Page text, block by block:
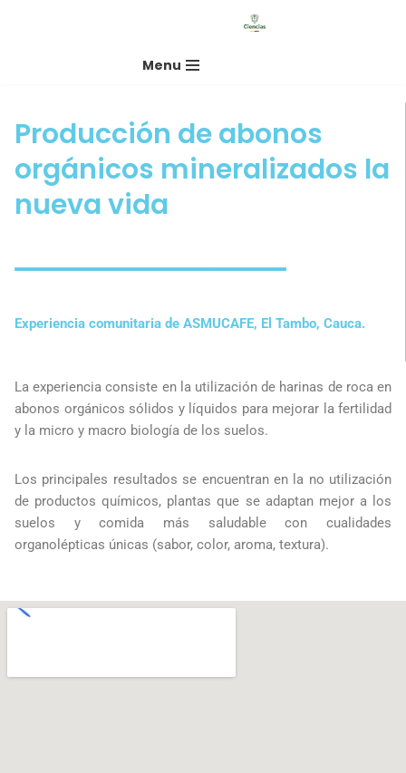
Menu
Producción de abonos
orgánicos mineralizados la
nueva vida
Experiencia comunitaria de ASMUCAFE, El Tambo, Cauca.
La experiencia consiste en la utilización de harinas de roca en
abonos orgánicos sólidos y líquidos para mejorar la fertilidad
y la micro y macro biología de los suelos.
Los principales resultados se encuentran en la no utilización
de productos químicos, plantas que se adaptan mejor a los
suelos y comida más saludable con cualidades
organolépticas únicas (sabor, color, aroma, textura).